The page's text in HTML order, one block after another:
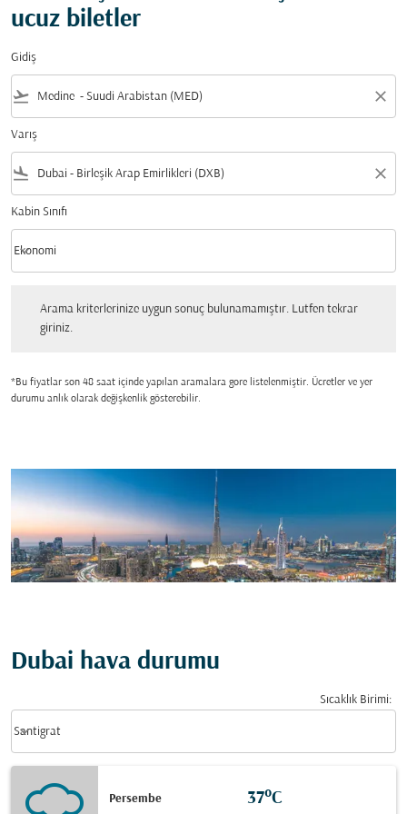
ucuz biletler
Gidiş
flight_takeoff close
Varış
flight_land close
Kabin Sınıfı
Kabin Sınıfı option Ekonomi Selected
Ekonomi
keyboard_arrow_down
Arama kriterlerinize uygun sonuç bulunamamıştır. Lutfen tekrar
giriniz.
*Bu fiyatlar son 48 saat içinde yapılan aramalara gore listelenmiştir. Ücretler ve yer
durumu anlık olarak değişkenlik gösterebilir.
Dubai hava durumu
Sıcaklık Birimi:
Santigrat
keyboard_arrow_down
Persembe 37°C